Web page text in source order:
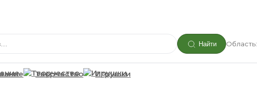
Найти Область:
Творчество Игрушки